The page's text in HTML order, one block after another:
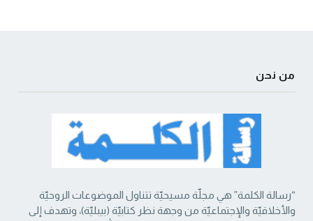
من نحن
“رسالة الكلمة” هي مجلّة مسيحيّة تتناول الموضوعات الروحيّة
والأخلاقيّة والإجتماعيّة من ‏وجهة نظر كتابيّة (بيبليّة)، وتهدف إلى